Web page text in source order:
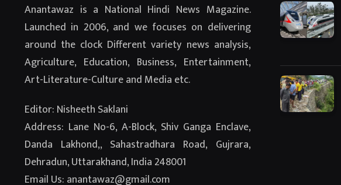
Anantawaz is a National Hindi News Magazine.
Launched in 2006, and we focuses on delivering
around the clock Different variety news analysis,
Agriculture, Education, Business, Entertainment,
Art-Literature-Culture and Media etc.
Editor: Nisheeth Saklani
Address: Lane No-6, A-Block, Shiv Ganga Enclave,
Danda Lakhond,, Sahastradhara Road, Gujrara,
Dehradun, Uttarakhand, India 248001
Email Us: anantawaz@gmail.com